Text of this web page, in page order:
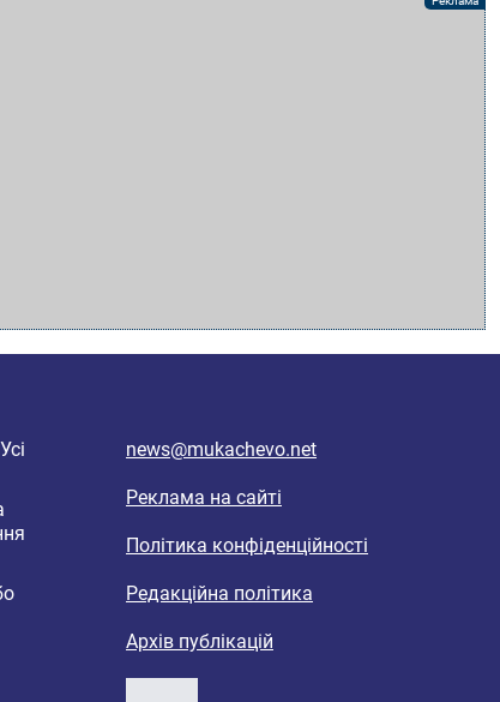
news@mukachevo.net
Реклама на сайті
Політика конфіденційності
Редакційна політика
Архів публікацій